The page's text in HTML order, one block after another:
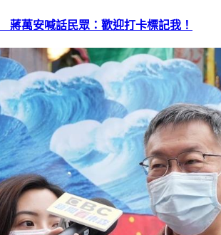
萬安喊話民眾：歡迎打卡標記我！